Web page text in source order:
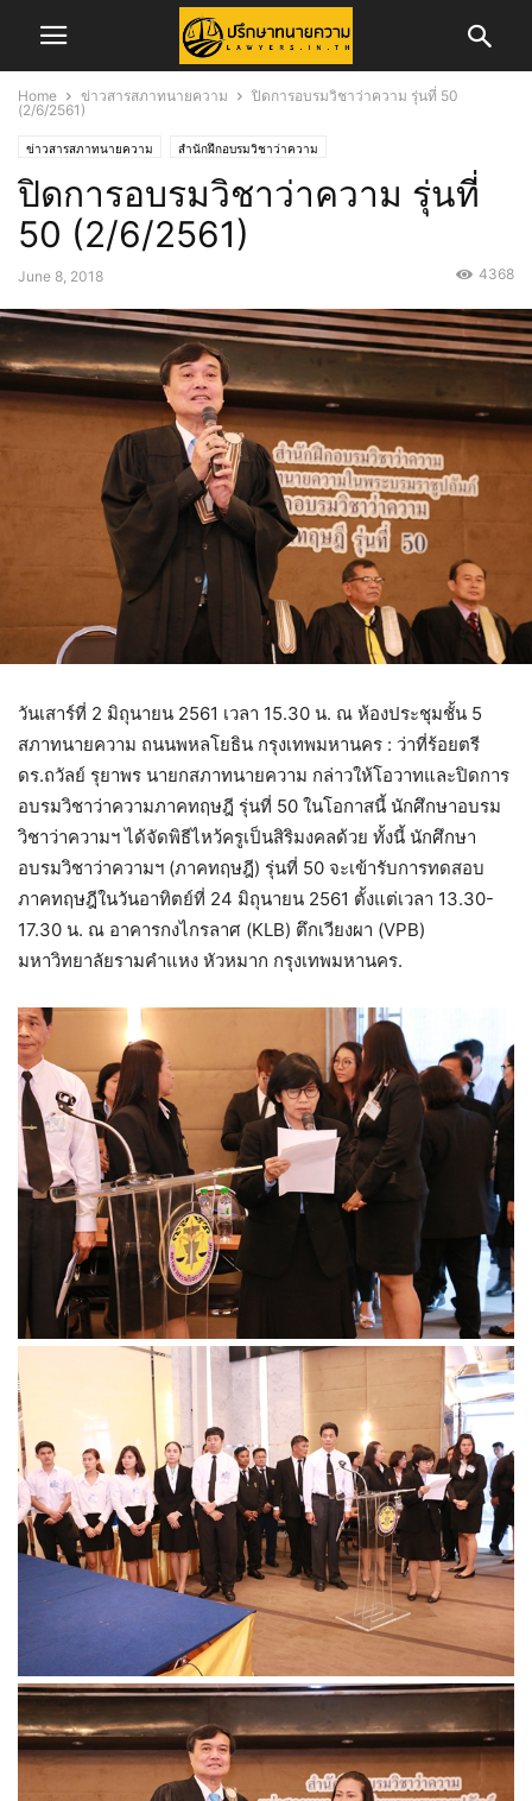
Home ข่าวสารสภาทนายความ
ปิดการอบรมวิชาว่าความ รุ่นที่ 50
(2/6/2561)
ข่าวสารสภาทนายความ สำนักฝึกอบรมวิชาว่าความ
ปิดการอบรมวิชาว่าความ รุ่นที่
50 (2/6/2561)
June 8, 2018 4368
วันเสาร์ที่ 2 มิถุนายน 2561 เวลา 15.30 น. ณ ห้องประชุมชั้น 5
สภาทนายความ ถนนพหลโยธิน กรุงเทพมหานคร : ว่าที่ร้อยตรี
ดร.ถวัลย์ รุยาพร นายกสภาทนายความ กล่าวให้โอวาทและปิดการ
อบรมวิชาว่าความภาคทฤษฎี รุ่นที่ 50 ในโอกาสนี้ นักศึกษาอบรม
วิชาว่าความฯ ได้จัดพิธีไหว้ครูเป็นสิริมงคลด้วย ทั้งนี้ นักศึกษา
อบรมวิชาว่าความฯ (ภาคทฤษฎี) รุ่นที่ 50 จะเข้ารับการทดสอบ
ภาคทฤษฎีในวันอาทิตย์ที่ 24 มิถุนายน 2561 ตั้งแต่เวลา 13.30-
17.30 น. ณ อาคารกงไกรลาศ (KLB) ตึกเวียงผา (VPB)
มหาวิทยาลัยรามคำแหง หัวหมาก กรุงเทพมหานคร.